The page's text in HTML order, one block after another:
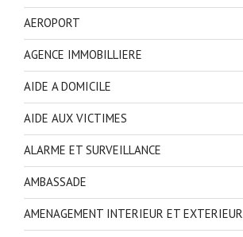
AEROPORT
AGENCE IMMOBILLIERE
AIDE A DOMICILE
AIDE AUX VICTIMES
ALARME ET SURVEILLANCE
AMBASSADE
AMENAGEMENT INTERIEUR ET EXTERIEUR